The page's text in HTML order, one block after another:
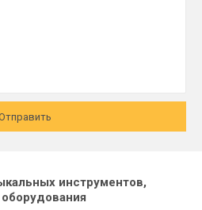
инструментов,